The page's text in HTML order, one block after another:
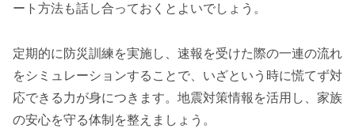
ート方法も話し合っておくとよいでしょう。
定期的に防災訓練を実施し、速報を受けた際の一連の流れ
をシミュレーションすることで、いざという時に慌てず対
応できる力が身につきます。地震対策情報を活用し、家族
の安心を守る体制を整えましょう。